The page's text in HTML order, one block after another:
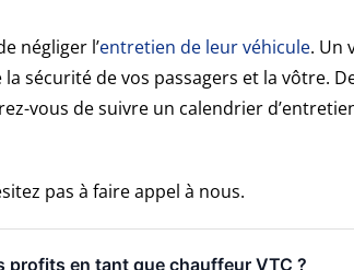
négliger l’entretien de leur véhicule. Un
sécurité de vos passagers et la vôtre.
vous de suivre un calendrier
pas à faire appel à nous.
profits en tant que chauffeur VTC ?